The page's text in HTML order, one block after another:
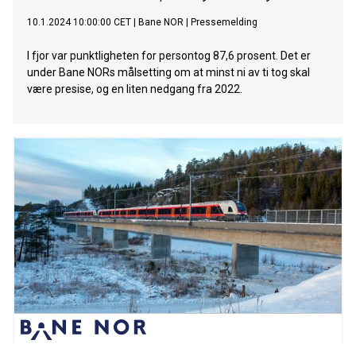
10.1.2024 10:00:00 CET Bane NOR Pressemelding
I fjor var punktligheten for persontog 87,6 prosent. Det er
under Bane NORs målsetting om at minst ni av ti tog skal
være presise, og en liten nedgang fra 2022.